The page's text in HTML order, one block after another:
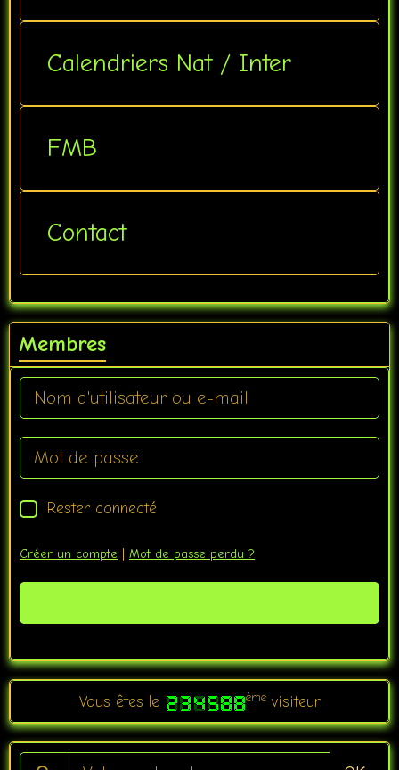
Calendriers Nat / Inter
FMB
Contact
Membres
Rester connecté
Créer un compte | Mot de passe perdu ?
Vous êtes le èmevisiteur